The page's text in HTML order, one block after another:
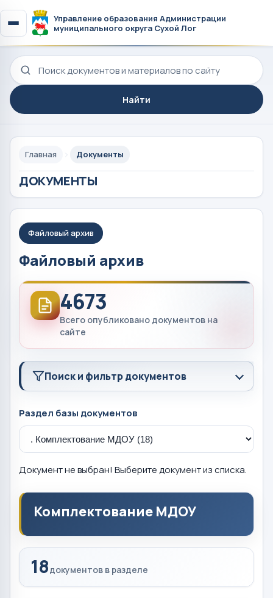
Управление образования Администрации
муниципального округа Сухой Лог
Поиск по сайту
Найти
Главная Документы
ДОКУМЕНТЫ
Файловый архив
Файловый архив
4673
Всего опубликовано документов на
сайте
Поиск и фильтр документов
Раздел базы документов
Документ не выбран! Выберите документ из списка.
Комплектование МДОУ
18документов в разделе